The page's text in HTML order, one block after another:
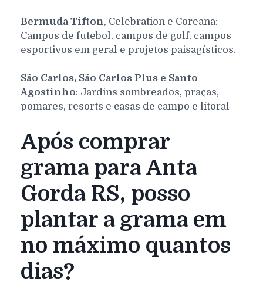
Bermuda Tifton, Celebration e Coreana:
Campos de futebol, campos de golf, campos
esportivos em geral e projetos paisagísticos.
São Carlos, São Carlos Plus e Santo
Agostinho: Jardins sombreados, praças,
pomares, resorts e casas de campo e litoral
Após comprar
grama para Anta
Gorda RS, posso
plantar a grama em
no máximo quantos
dias?